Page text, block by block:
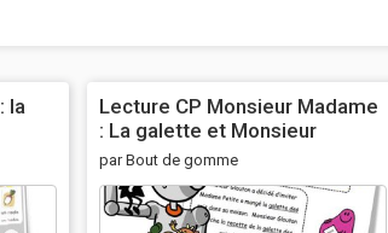
la
Lecture CP Monsieur Madame
: La galette et Monsieur
Glouton
par Bout de gomme